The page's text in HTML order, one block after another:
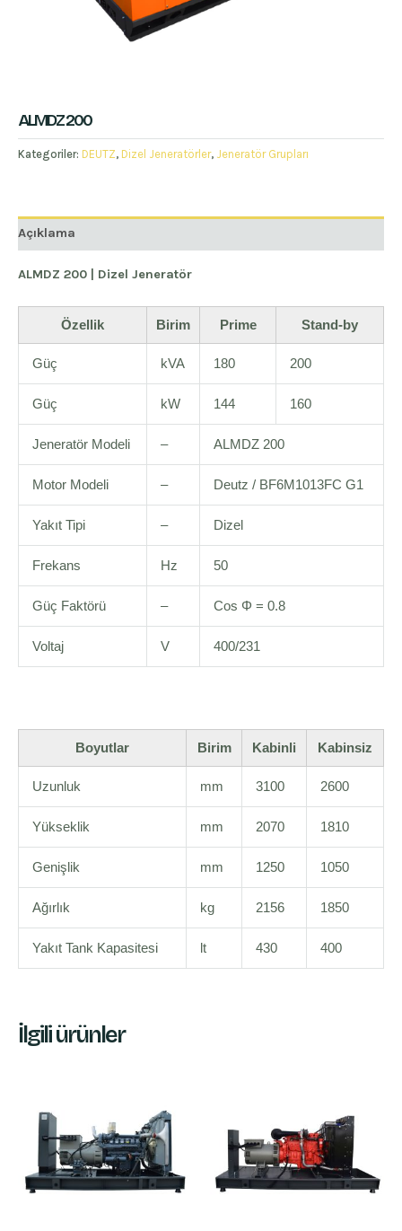
ALMDZ 200
Kategoriler: DEUTZ, Dizel Jeneratörler, Jeneratör Grupları
Açıklama
ALMDZ 200 | Dizel Jeneratör
Özellik Birim Prime Stand-by
Güç kVA 180 200
Güç kW 144 160
Jeneratör Modeli – ALMDZ 200
Motor Modeli – Deutz / BF6M1013FC G1
Yakıt Tipi – Dizel
Frekans Hz 50
Güç Faktörü – Cos Φ = 0.8
Voltaj V 400/231
Boyutlar Birim Kabinli Kabinsiz
Uzunluk mm 3100 2600
Yükseklik mm 2070 1810
Genişlik mm 1250 1050
Ağırlık kg 2156 1850
Yakıt Tank Kapasitesi lt 430 400
İlgili ürünler